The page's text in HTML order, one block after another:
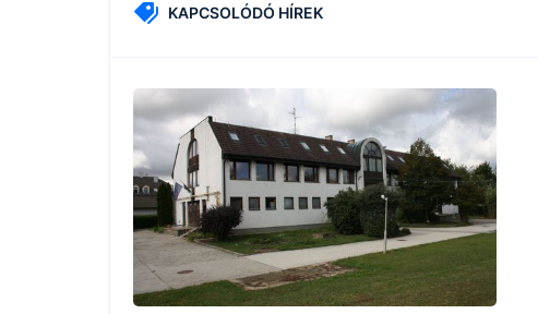
KAPCSOLÓDÓ HÍREK